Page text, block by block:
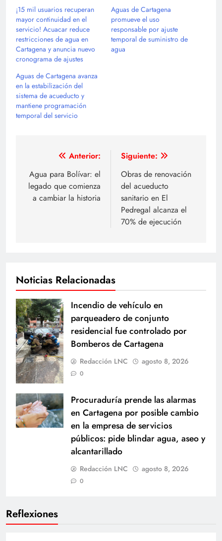
Reflexiones
¡15 mil usuarios recuperan
mayor continuidad en el
servicio! Acuacar reduce
restricciones de agua en
Cartagena y anuncia nuevo
cronograma de ajustes
Aguas de Cartagena
promueve el uso
responsable por ajuste
temporal de suministro de
agua
Aguas de Cartagena avanza
en la estabilización del
sistema de acueducto y
mantiene programación
temporal del servicio
Navegación
de
entradas
Anterior:
Agua para Bolívar: el
legado que comienza
a cambiar la historia
Siguiente:
Obras de renovación
del acueducto
sanitario en El
Pedregal alcanza el
70% de ejecución
Noticias Relacionadas
Incendio de vehículo en
parqueadero de conjunto
residencial fue controlado por
Bomberos de Cartagena
Redacción LNC agosto 8, 2026
0
Procuraduría prende las alarmas
en Cartagena por posible cambio
en la empresa de servicios
públicos: pide blindar agua, aseo y
alcantarillado
Redacción LNC agosto 8, 2026
0